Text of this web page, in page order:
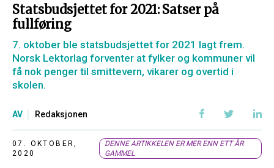
Statsbudsjettet for 2021: Satser på
fullføring
7. oktober ble statsbudsjettet for 2021 lagt frem.
Norsk Lektorlag forventer at fylker og kommuner vil
få nok penger til smittevern, vikarer og overtid i
skolen.
AV Redaksjonen
07. OKTOBER,
2020
DENNE ARTIKKELEN ER MER ENN ETT ÅR
GAMMEL